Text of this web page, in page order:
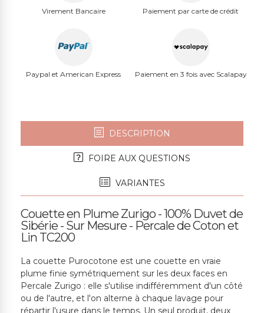
Virement Bancaire Paiement par carte de crédit
Paypal et American Express Paiement en 3 fois avec Scalapay
DESCRIPTION
FOIRE AUX QUESTIONS
VARIANTES
Couette en Plume Zurigo - 100% Duvet de
Sibérie - Sur Mesure - Percale de Coton et
Lin TC200
La couette Purocotone est une couette en vraie
plume finie symétriquement sur les deux faces en
Percale Zurigo : elle s'utilise indifféremment d'un côté
ou de l'autre, et l'on alterne à chaque lavage pour
répartir l'usure dans le temps. Un seul produit, deux